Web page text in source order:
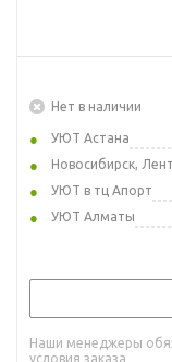
Нет в наличии
УЮТ Астана
Новосибирск,
УЮТ в тц Апорт
УЮТ Алматы
Наши менеджеры
условия заказа